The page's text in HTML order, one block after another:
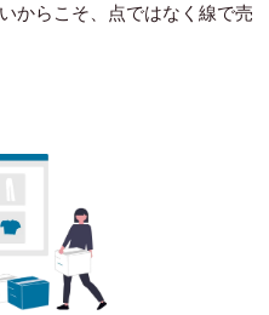
からこそ、点ではなく線で売